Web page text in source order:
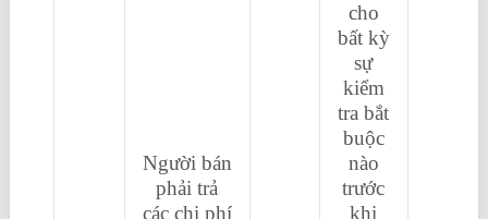
Người bán
phải trả
các chi phí
cho
bất kỳ
sự
kiểm
tra bắt
buộc
nào
trước
khi